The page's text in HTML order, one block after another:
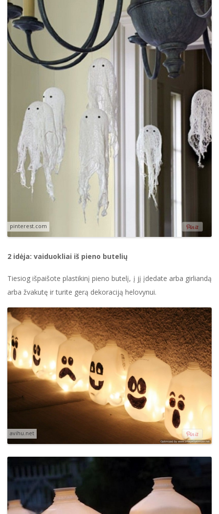
pinterest.com
2 idėja: vaiduokliai iš pieno butelių
Tiesiog išpaišote plastikinį pieno butelį, į jį įdedate arba girliandą
arba žvakutę ir turite gerą dekoraciją helovynui.
avihu.net